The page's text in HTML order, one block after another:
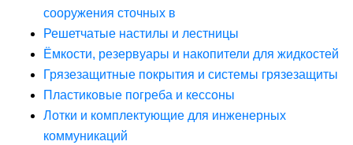
сооружения сточных в
Решетчатые настилы и лестницы
Ёмкости, резервуары и накопители для жидкостей
Грязезащитные покрытия и системы грязезащиты
Пластиковые погреба и кессоны
Лотки и комплектующие для инженерных
коммуникаций